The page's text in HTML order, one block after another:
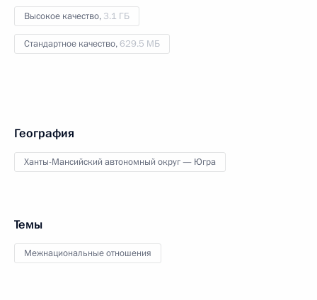
Высокое качество, 3.1 ГБ
Стандартное качество,629.5 МБ
География
Ханты-Мансийский автономный округ — Югра
Темы
Межнациональные отношения